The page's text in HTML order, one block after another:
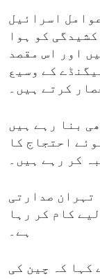
اسرائیل
کو ہوا
اور اس مقصد
کے وسیع
کرتے ہیں۔
بنا رہے ہیں
احتجاج کا
کر رہے ہیں۔
تہران صدارتی
کام کر رہا
ہے۔
کہا کہ چین کی